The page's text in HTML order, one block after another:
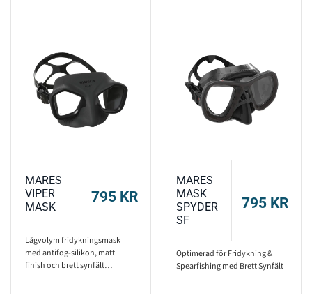
MARES
VIPER
MASK
795 KR
Lågvolym fridykningsmask
med antifog-silikon, matt
finish och brett synfält…
MARES
MASK
SPYDER
SF
795 KR
Optimerad för Fridykning &
Spearfishing med Brett Synfält